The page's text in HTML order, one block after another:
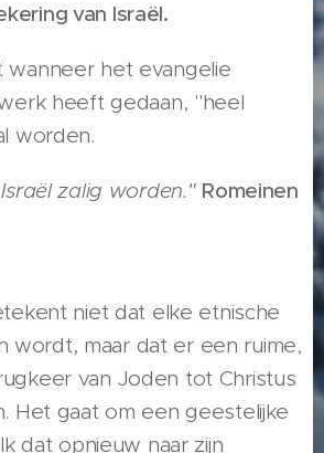
van Israël.
wanneer het evangelie
heeft gedaan, "heel
worden.
zalig worden." Romeinen
niet dat elke etnische
wordt, maar dat er een ruime,
van Joden tot Christus
Het gaat om een geestelijke
dat opnieuw naar zijn